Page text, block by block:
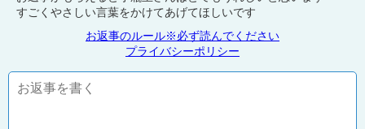
すごくやさしい言葉をかけてあげてほしいです
お返事のルール※必ず読んでください
プライバシーポリシー